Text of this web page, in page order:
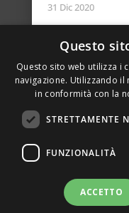
31 Dic 2020
DELLA TORRE,
SITO REALIZZATO
Questo
Questo sito web utilizza i
navigazione. Utilizzando
in conformità con la
STRETTAMENTE
FUNZIONALITÀ
ACCETTO